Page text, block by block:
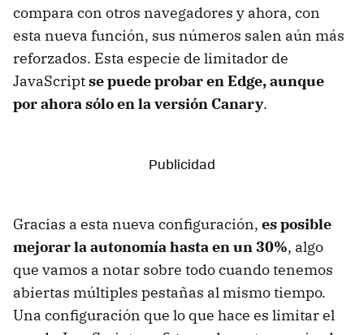
compara con otros navegadores y ahora, con
esta nueva función, sus números salen aún más
reforzados. Esta especie de limitador de
JavaScriptse puede probar en Edge, aunque
por ahora sólo en la versión Canary.
Gracias a esta nueva configuración, es posible
mejorar la autonomía hasta en un 30%, algo
que vamos a notar sobre todo cuando tenemos
abiertas múltiples pestañas al mismo tiempo.
Una configuración que lo que hace es limitar el